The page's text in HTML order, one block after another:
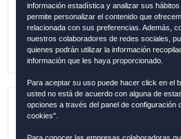
0.00€
Referencia:
información estadística y analizar sus
permite personalizar el contenido que
relacionada con sus preferencias. Además,
nuestros colaboradores de redes sociales,
quienes podrán utilizar la información
información que les haya proporcionado.
Para aceptar su uso puede hacer click en el
usted no está de acuerdo con alguna de
opciones a través del panel de configuración
cookies".